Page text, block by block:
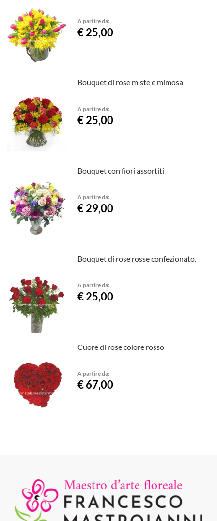
A partire da:
€ 25,00
Bouquet di rose miste e mimosa
A partire da:
€ 25,00
Bouquet con fiori assortiti
A partire da:
€ 29,00
Bouquet di rose rosse confezionato.
A partire da:
€ 25,00
Cuore di rose colore rosso
A partire da:
€ 67,00